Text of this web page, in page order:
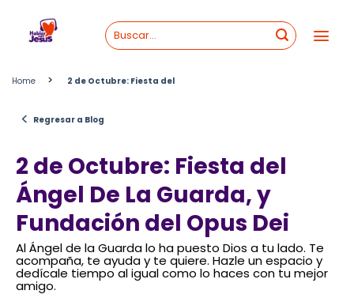
content
Home > 2 de Octubre: Fiesta del
< Regresar a Blog
2 de Octubre: Fiesta del
Ángel De La Guarda, y
Fundación del Opus Dei
Al Ángel de la Guarda lo ha puesto Dios a tu lado. Te
acompaña, te ayuda y te quiere. Hazle un espacio y
dedícale tiempo al igual como lo haces con tu mejor
amigo.